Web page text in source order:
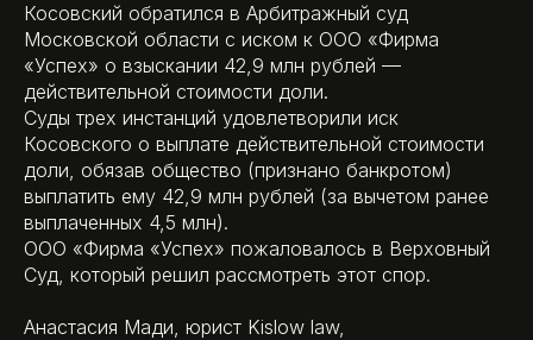
Косовский обратился в Арбитражный суд
Московской области с иском к ООО «Фирма
«Успех» о взыскании 42,9 млн рублей —
действительной стоимости доли.
Суды трех инстанций удовлетворили иск
Косовского о выплате действительной стоимости
доли, обязав общество (признано банкротом)
выплатить ему 42,9 млн рублей (за вычетом ранее
выплаченных 4,5 млн).
ООО «Фирма «Успех» пожаловалось в Верховный
Суд, который решил рассмотреть этот спор.
Анастасия Мади, юрист Kislow law,